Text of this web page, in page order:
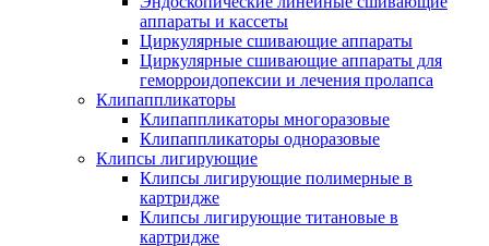
аппараты и кассеты
Циркулярные сшивающие аппараты
Циркулярные сшивающие аппараты для
геморроидопексии и лечения пролапса
Клипаппликаторы
Клипаппликаторы многоразовые
Клипаппликаторы одноразовые
Клипсы лигирующие
Клипсы лигирующие полимерные в
картридже
Клипсы лигирующие титановые в
картридже